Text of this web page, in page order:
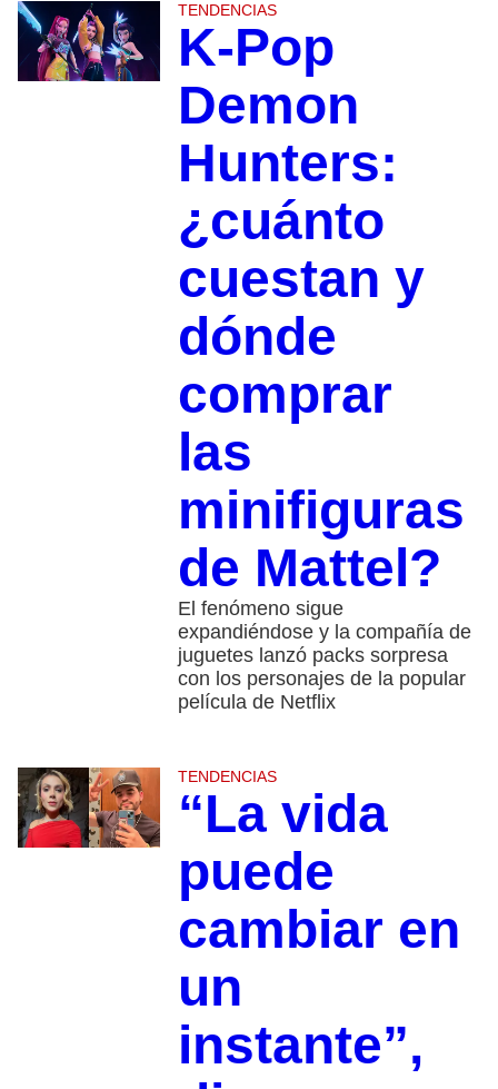
TENDENCIAS
K-Pop
Demon
Hunters:
¿cuánto
cuestan y
dónde
comprar
las
minifiguras
de Mattel?
El fenómeno sigue
expandiéndose y la compañía de
juguetes lanzó packs sorpresa
con los personajes de la popular
película de Netflix
TENDENCIAS
“La vida
puede
cambiar en
un
instante”,